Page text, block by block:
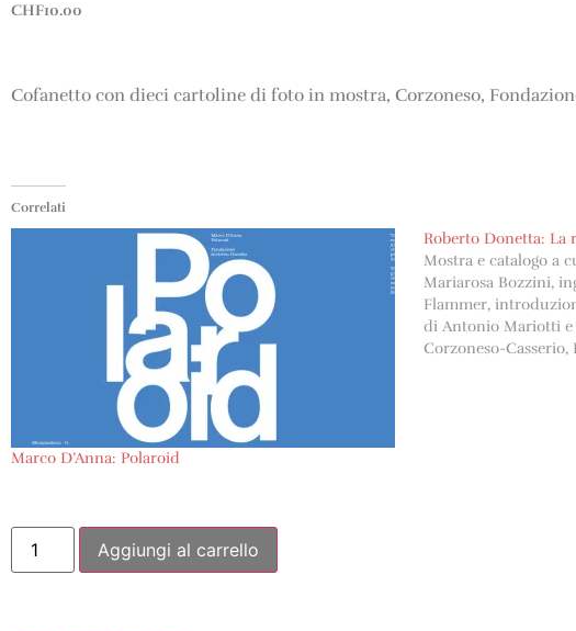
CHF10.00
Cofanetto con dieci cartoline di foto in mostra, Corzoneso,
Correlati
Marco D’Anna: Polaroid
Roberto Donetta: La
Mostra e catalogo a
Mariarosa Bozzini,
Flammer,
di Antonio Mariotti e
Corzoneso-
Aggiungi al carrello